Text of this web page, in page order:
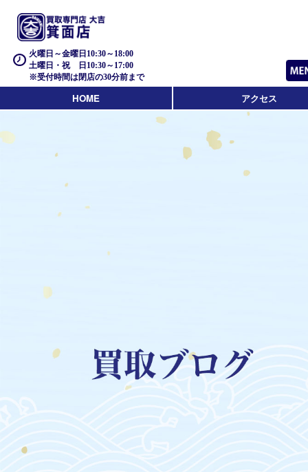
火曜日～金曜日10:30～18:00
土曜日・祝 日10:30～17:00
※受付時間は閉店の30分前まで
HOME アクセス